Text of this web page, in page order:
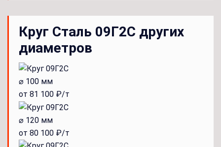
Круг Сталь 09Г2С других
диаметров
⌀ 100 мм
от 81 100 ₽/т
⌀ 120 мм
от 80 100 ₽/т